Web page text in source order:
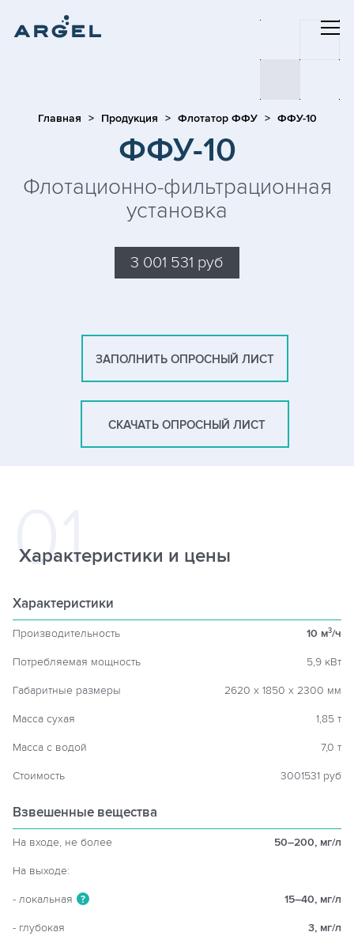
Главная Продукция Флотатор ФФУ ФФУ-10
ФФУ-10
Флотационно-фильтрационная
установка
3 001 531 руб
ЗАПОЛНИТЬ ОПРОСНЫЙ ЛИСТ
СКАЧАТЬ ОПРОСНЫЙ ЛИСТ
Характеристики и цены
Характеристики
Производительность 10 м3/ч
Потребляемая мощность 5,9 кВт
Габаритные размеры 2620 х 1850 х 2300 мм
Масса сухая 1,85 т
Масса с водой 7,0 т
Стоимость 3001531 руб
Взвешенные вещества
На входе, не более 50–200, мг/л
На выходе:
- локальная ? 15–40, мг/л
- глубокая 3, мг/л